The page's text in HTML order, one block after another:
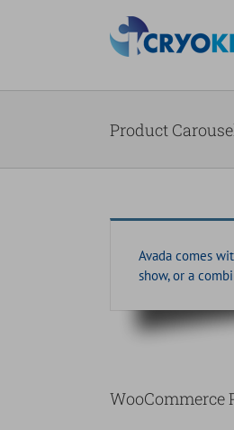
Product
Avada comes
show, or a
WooCommerce